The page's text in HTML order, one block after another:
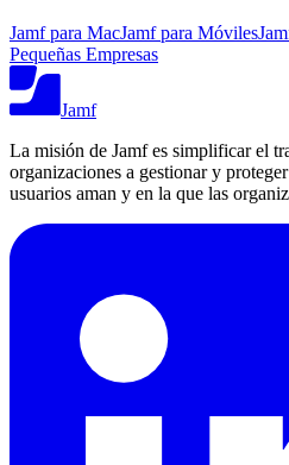
Jamf para MacJamf para Móviles
Pequeñas Empresas
Jamf
La misión de Jamf es simplificar el
organizaciones a gestionar y
usuarios aman y en la que las